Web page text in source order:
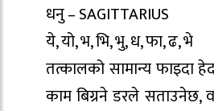
धनु – SAGITTARIUS
ये, यो, भ, भि, भु, ध, फा, ढ, भे
तत्कालको सामान्य फाइदा
काम बिग्रने डरले सताउनेछ,